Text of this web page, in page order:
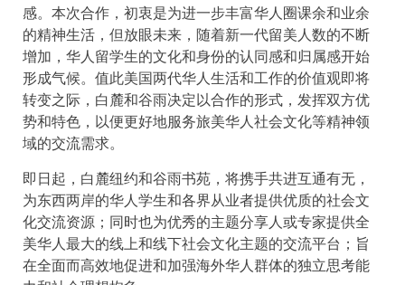
感。本次合作，初衷是为进一步丰富华人圈课余和业余
的精神生活，但放眼未来，随着新一代留美人数的不断
增加，华人留学生的文化和身份的认同感和归属感开始
形成气候。值此美国两代华人生活和工作的价值观即将
转变之际，白麓和谷雨决定以合作的形式，发挥双方优
势和特色，以便更好地服务旅美华人社会文化等精神领
域的交流需求。
即日起，白麓纽约和谷雨书苑，将携手共进互通有无，
为东西两岸的华人学生和各界从业者提供优质的社会文
化交流资源；同时也为优秀的主题分享人或专家提供全
美华人最大的线上和线下社会文化主题的交流平台；旨
在全面而高效地促进和加强海外华人群体的独立思考能